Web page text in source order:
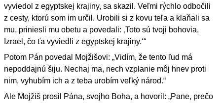
vyviedol z egyptskej krajiny, sa skazil. Veľmi rýchlo odbočili
z cesty, ktorú som im určil. Urobili si z kovu teľa a klaňali sa
mu, priniesli mu obetu a povedali: ‚Toto sú tvoji bohovia,
Izrael, čo ťa vyviedli z egyptskej krajiny.‘“
Potom Pán povedal Mojžišovi: „Vidím, že tento ľud má
nepoddajnú šiju. Nechaj ma, nech vzplanie môj hnev proti
nim, vyhubím ich a z teba urobím veľký národ.“
Ale Mojžiš prosil Pána, svojho Boha, a hovoril: „Pane, prečo